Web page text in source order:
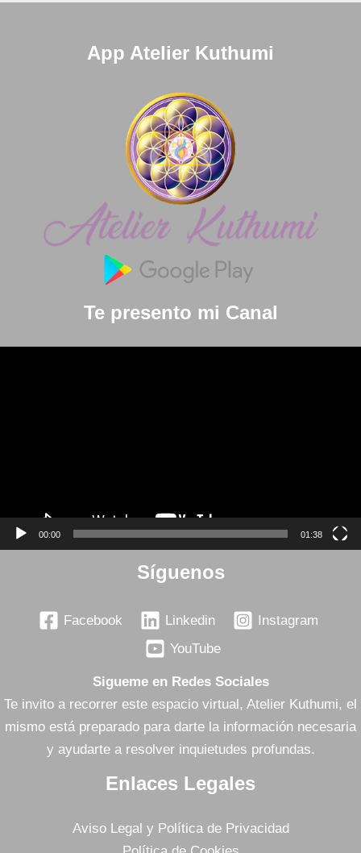
App Atelier Kuthumi
Te presento mi Canal
00:00 01:38
Síguenos
Facebook Linkedin
Instagram
YouTube
Sigueme en Redes Sociales
Te invito a recorrer este espacio virtual, Atelier Kuthumi, el
mismo está preparado para darte la información necesaria
y ayudarte a resolver inquietudes profundas.
Enlaces Legales
Aviso Legal y Política de Privacidad